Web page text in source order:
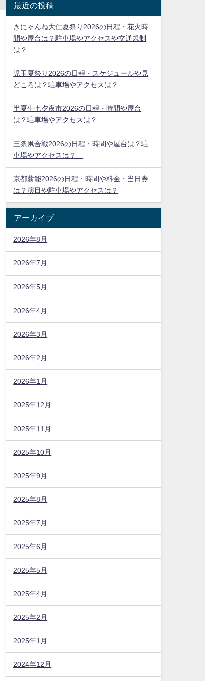
最近の投稿
きにゃんね大仁夏祭り2026の日程・花火時
間や屋台は？駐車場やアクセスや交通規制
は？
児玉夏祭り2026の日程・スケジュールや見
どころは？駐車場やアクセスは？
半夏生七夕夜市2026の日程・時間や屋台
は？駐車場やアクセスは？
三条凧合戦2026の日程・時間や屋台は？駐
車場やアクセスは？
京都薪能2026の日程・時間や料金・当日券
は？演目や駐車場やアクセスは？
アーカイブ
2026年8月
2026年7月
2026年5月
2026年4月
2026年3月
2026年2月
2026年1月
2025年12月
2025年11月
2025年10月
2025年9月
2025年8月
2025年7月
2025年6月
2025年5月
2025年4月
2025年2月
2025年1月
2024年12月